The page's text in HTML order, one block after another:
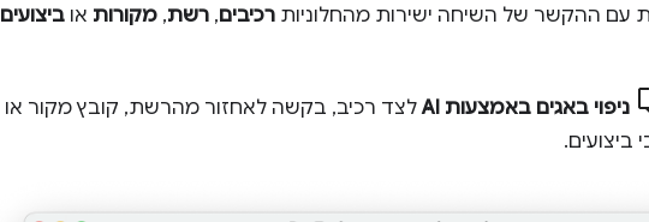
עם ההקשר של השיחה ישירות מהחלוניות רכיבים, רשת, מקורות או ביצועים
ניפוי באגים באמצעות AI
לצד רכיב, בקשה לאחזור מהרשת, קובץ מקור או
ביצועים.